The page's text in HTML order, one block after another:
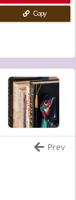
Copy
Prev